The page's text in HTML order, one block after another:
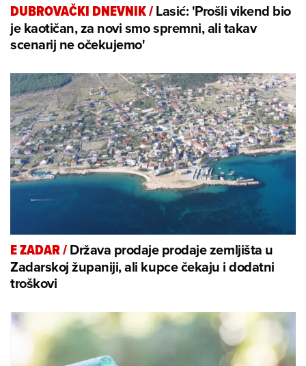
DUBROVAČKI DNEVNIK/Lasić: 'Prošli vikend bio
je kaotičan, za novi smo spremni, ali takav
scenarij ne očekujemo'
E ZADAR/Država prodaje prodaje zemljišta u
Zadarskoj županiji, ali kupce čekaju i dodatni
troškovi